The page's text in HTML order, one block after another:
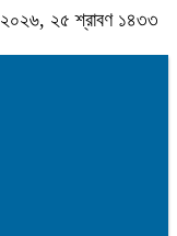
২০২৬, ২৫ শ্রাবণ ১৪৩৩